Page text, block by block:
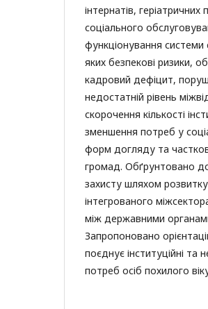
інтернатів, геріатричних
соціального
функціонування системи
яких безпекові ризики,
кадровий дефіцит,
недостатній рівень
скорочення кількості
зменшення потреб у
форм догляду та
громад. Обґрунтовано
захисту шляхом
інтегрованого
між державними
Запропоновано
поєднує інституційні та
потреб осіб похилого